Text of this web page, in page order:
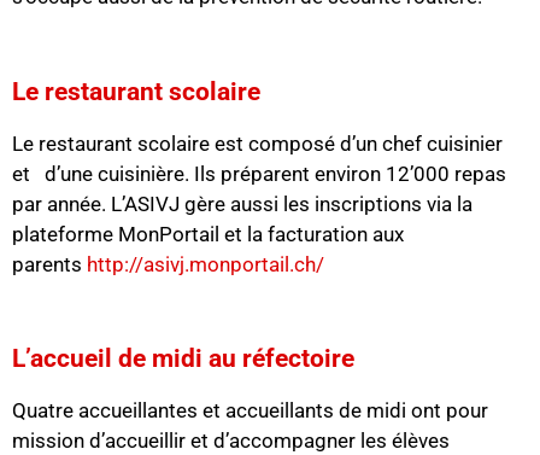
Le restaurant scolaire
Le restaurant scolaire est composé d’un chef cuisinier
et d’une cuisinière. Ils préparent environ 12’000 repas
par année. L’ASIVJ gère aussi les inscriptions via la
plateforme MonPortail et la facturation aux
parents http://asivj.monportail.ch/
L’accueil de midi au réfectoire
Quatre accueillantes et accueillants de midi ont pour
mission d’accueillir et d’accompagner les élèves